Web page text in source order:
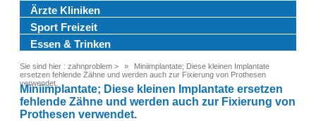
Ärzte Kliniken
Sport Freizeit
Essen & Trinken
Sie sind hier : zahnproblem >
Miniimplantate; Diese kleinen Implantate
ersetzen fehlende Zähne und werden auch zur Fixierung von Prothesen
verwendet.
Miniimplantate; Diese kleinen Implantate ersetzen
fehlende Zähne und werden auch zur Fixierung von
Prothesen verwendet.